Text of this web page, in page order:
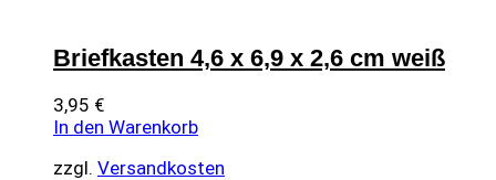
Briefkasten 4,6 x 6,9 x 2,6 cm weiß
3,95 €
In den Warenkorb
zzgl. Versandkosten